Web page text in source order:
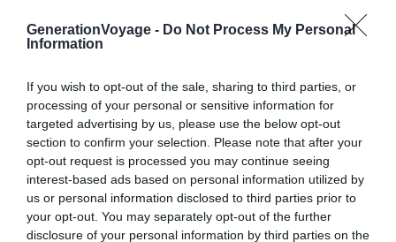
GenerationVoyage - Do Not Process My Personal
Information
If you wish to opt-out of the sale, sharing to third parties, or
processing of your personal or sensitive information for
targeted advertising by us, please use the below opt-out
section to confirm your selection. Please note that after your
opt-out request is processed you may continue seeing
interest-based ads based on personal information utilized by
us or personal information disclosed to third parties prior to
your opt-out. You may separately opt-out of the further
disclosure of your personal information by third parties on the
Surin : pour les amateurs de luxe et de
tranquillité